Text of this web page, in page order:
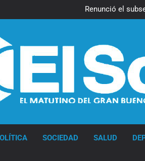
Renunció el
Candela
Renunció el
Candela
La Libertad
SOCIEDAD SALUD